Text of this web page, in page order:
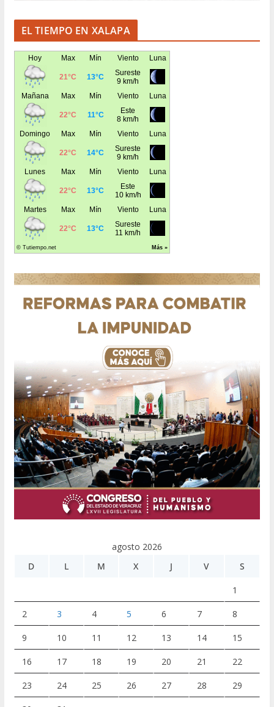
EL TIEMPO EN XALAPA
agosto 2026
D
L M X J V S
1
2 3 4 5 6 7 8
9 10 11 12 13 14 15
16 17 18 19 20 21 22
23 24 25 26 27 28 29